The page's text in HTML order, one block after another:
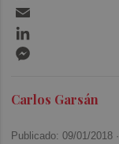
Carlos Garsán
Publicado: 09/01/2018 ·